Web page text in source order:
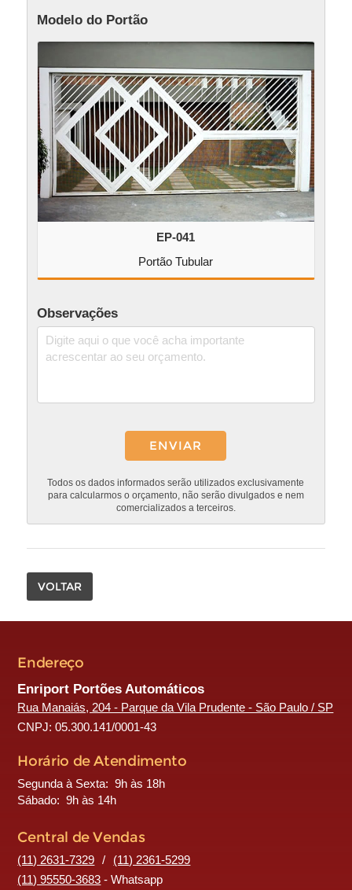
Modelo do Portão
EP-041
Portão Tubular
Observações
Todos os dados informados serão utilizados exclusivamente
para calcularmos o orçamento, não serão divulgados e nem
comercializados a terceiros.
VOLTAR
Endereço
Enriport Portões Automáticos
Rua Manaiás, 204 - Parque da Vila Prudente - São Paulo / SP
CNPJ: 05.300.141/0001-43
Horário de Atendimento
Segunda à Sexta: 9h às 18h
Sábado: 9h às 14h
Central de Vendas
(11) 2631-7329 /
(11) 2361-5299
(11) 95550-3683 - Whatsapp